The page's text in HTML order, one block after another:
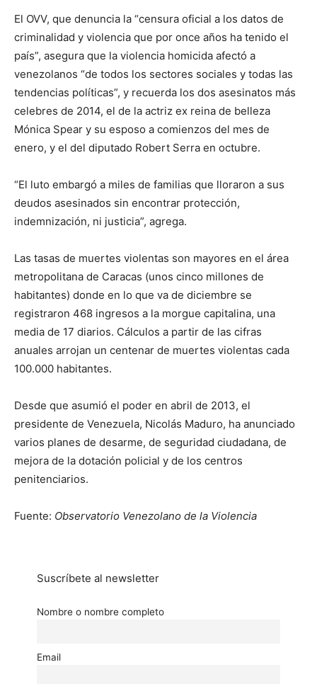
El OVV, que denuncia la “censura oficial a los datos de
criminalidad y violencia que por once años ha tenido el
país”, asegura que la violencia homicida afectó a
venezolanos “de todos los sectores sociales y todas las
tendencias políticas”, y recuerda los dos asesinatos más
celebres de 2014, el de la actriz ex reina de belleza
Mónica Spear y su esposo a comienzos del mes de
enero, y el del diputado Robert Serra en octubre.
“El luto embargó a miles de familias que lloraron a sus
deudos asesinados sin encontrar protección,
indemnización, ni justicia”, agrega.
Las tasas de muertes violentas son mayores en el área
metropolitana de Caracas (unos cinco millones de
habitantes) donde en lo que va de diciembre se
registraron 468 ingresos a la morgue capitalina, una
media de 17 diarios. Cálculos a partir de las cifras
anuales arrojan un centenar de muertes violentas cada
100.000 habitantes.
Desde que asumió el poder en abril de 2013, el
presidente de Venezuela, Nicolás Maduro, ha anunciado
varios planes de desarme, de seguridad ciudadana, de
mejora de la dotación policial y de los centros
penitenciarios.
Fuente: Observatorio Venezolano de la Violencia
Suscríbete al newsletter
Nombre o nombre completo
Email